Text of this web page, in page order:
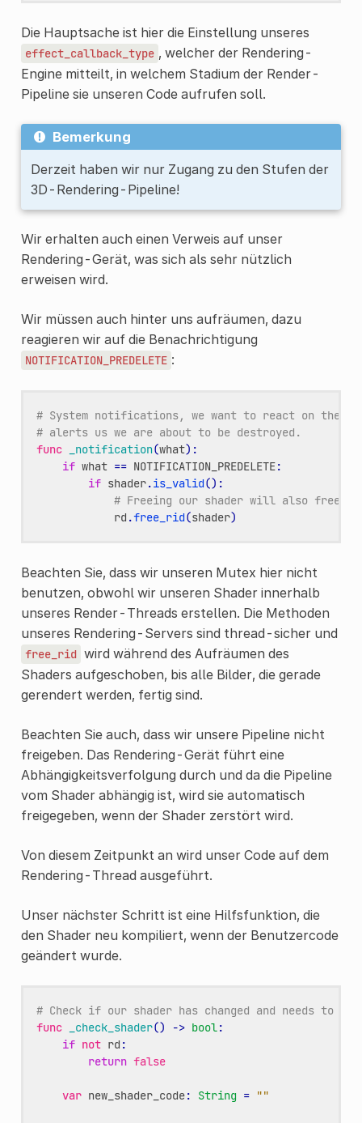
Die Hauptsache ist hier die Einstellung unseres
effect_callback_type , welcher der Rendering-
Engine mitteilt, in welchem Stadium der Render-
Pipeline sie unseren Code aufrufen soll.
Bemerkung
Derzeit haben wir nur Zugang zu den Stufen der
3D-Rendering-Pipeline!
Wir erhalten auch einen Verweis auf unser
Rendering-Gerät, was sich als sehr nützlich
erweisen wird.
Wir müssen auch hinter uns aufräumen, dazu
reagieren wir auf die Benachrichtigung
NOTIFICATION_PREDELETE :
# System notifications, we want to react on the
# alerts us we are about to be destroyed.
func
_notification(what):
if what == NOTIFICATION_PREDELETE:
if shader.is_valid():
# Freeing our shader will also free
rd .free_rid(shader)
Beachten Sie, dass wir unseren Mutex hier nicht
benutzen, obwohl wir unseren Shader innerhalb
unseres Render-Threads erstellen. Die Methoden
unseres Rendering-Servers sind thread-sicher und
free_rid wird während des Aufräumen des
Shaders aufgeschoben, bis alle Bilder, die gerade
gerendert werden, fertig sind.
Beachten Sie auch, dass wir unsere Pipeline nicht
freigeben. Das Rendering-Gerät führt eine
Abhängigkeitsverfolgung durch und da die Pipeline
vom Shader abhängig ist, wird sie automatisch
freigegeben, wenn der Shader zerstört wird.
Von diesem Zeitpunkt an wird unser Code auf dem
Rendering-Thread ausgeführt.
Unser nächster Schritt ist eine Hilfsfunktion, die
den Shader neu kompiliert, wenn der Benutzercode
geändert wurde.
# Check if our shader has changed and needs to be
func
_check_shader() -> bool:
if not rd :
return false
var new_shader_code: String = ""